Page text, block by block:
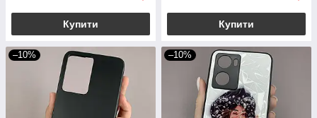
Купити Купити
–10% –10%